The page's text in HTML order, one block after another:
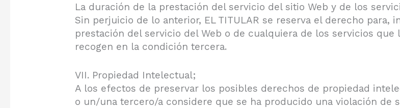
La duración de la prestación del servicio del sitio Web y de los
Sin perjuicio de lo anterior, EL TITULAR se reserva el derecho
prestación del servicio del Web o de cualquiera de los servicios
recogen en la condición tercera.
VII. Propiedad Intelectual;
A los efectos de preservar los posibles derechos de propiedad
o un/una tercero/a considere que se ha producido una violación